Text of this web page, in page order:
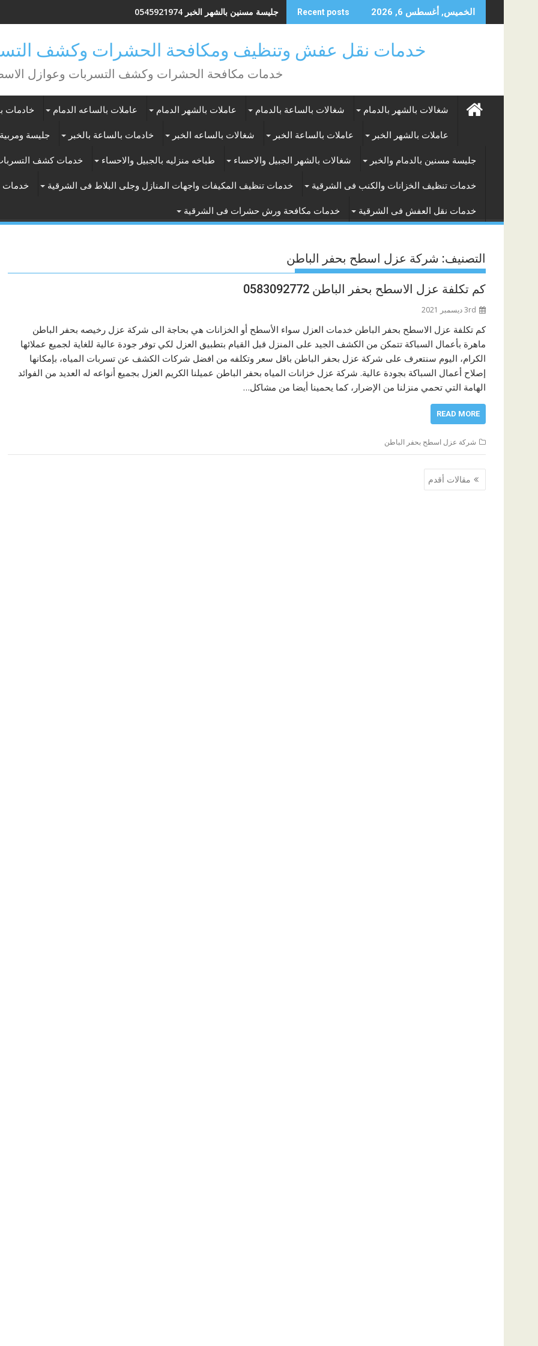
to
الخميس, أغسطس 6, 2026 Recent posts جليسة مسنين بالشهر الخبر 0545921974
خدمات نقل عفش وتنظيف ومكافحة الحشرات وكشف
خدمات مكافحة الحشرات وكشف التسربات وعوازل
شغالات بالشهر بالدمام شغالات بالساعة بالدمام عاملات بالشهر الدمام عاملات بالساعه الدمام خادمات
عاملات بالشهر الخبر عاملات بالساعة الخبر شغالات بالساعه الخبر خادمات بالساعة بالخبر جليسة
جليسة مسنين بالدمام والخبر شغالات بالشهر الجبيل والاحساء طباخه منزليه بالجبيل والاحساء خدمات كشف
خدمات تنظيف الخزانات والكنب فى الشرقية خدمات تنظيف المكيفات واجهات المنازل وجلى البلاط فى الشرقية خدمات
خدمات نقل العفش فى الشرقية خدمات مكافحة ورش حشرات فى الشرقية
التصنيف: شركة عزل اسطح بحفر الباطن
كم تكلفة عزل الاسطح بحفر الباطن 0583092772
3rd ديسمبر 2021
كم تكلفة عزل الاسطح بحفر الباطن خدمات العزل سواء الأسطح أو الخزانات هي بحاجة الى شركة عزل رخيصه بحفر الباطن
ماهرة بأعمال السباكة تتمكن من الكشف الجيد على المنزل قبل القيام بتطبيق العزل لكي توفر جودة عالية للغاية لجميع عملائها
الكرام، اليوم سنتعرف على شركة عزل بحفر الباطن باقل سعر وتكلفه من افضل شركات الكشف عن تسربات المياه، بإمكانها
إصلاح أعمال السباكة بجودة عالية. شركة عزل خزانات المياه بحفر الباطن عميلنا الكريم العزل بجميع أنواعه له العديد من الفوائد
الهامة التي تحمي منزلنا من الإضرار، كما يحمينا أيضا من مشاكل…
READ MORE
شركة عزل اسطح بحفر الباطن
تصفّح
المقالات
مقالات أقدم